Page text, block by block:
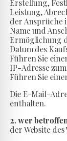
Erstellung,
Leistung,
der Ansprüche
Name und
Ermöglichung
Datum des
Führen Sie
IP-Adresse
Führen Sie
Die E-Mail-
enthalten.
2. wer
der Website